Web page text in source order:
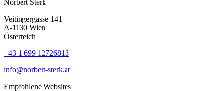
Norbert Sterk
Veitingergasse 141
A-1130 Wien
Österreich
+43 1 699 12726818
info@norbert-sterk.at
Empfohlene Websites